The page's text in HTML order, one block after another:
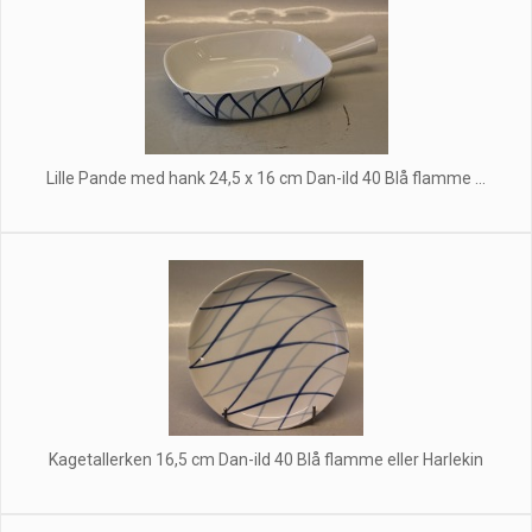
Lille Pande med hank 24,5 x 16 cm Dan-ild 40 Blå flamme ...
Kagetallerken 16,5 cm Dan-ild 40 Blå flamme eller Harlekin